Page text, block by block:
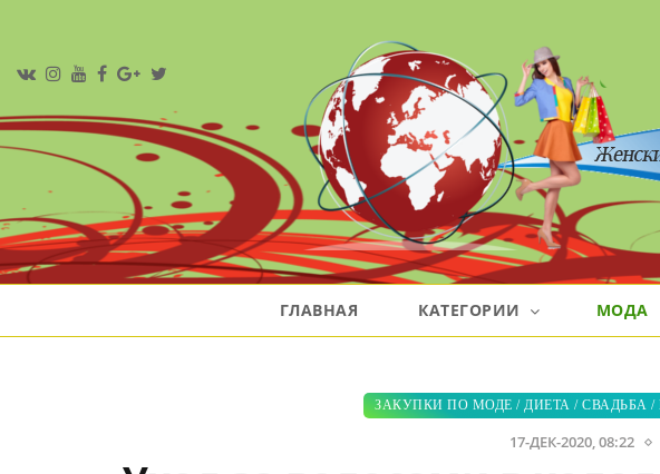
ГЛАВНАЯ КАТЕГОРИИ МОДА
ЗАКУПКИ ПО МОДЕ /ДИЕТА /СВАДЬБА /
17-ДЕК-2020, 08:22